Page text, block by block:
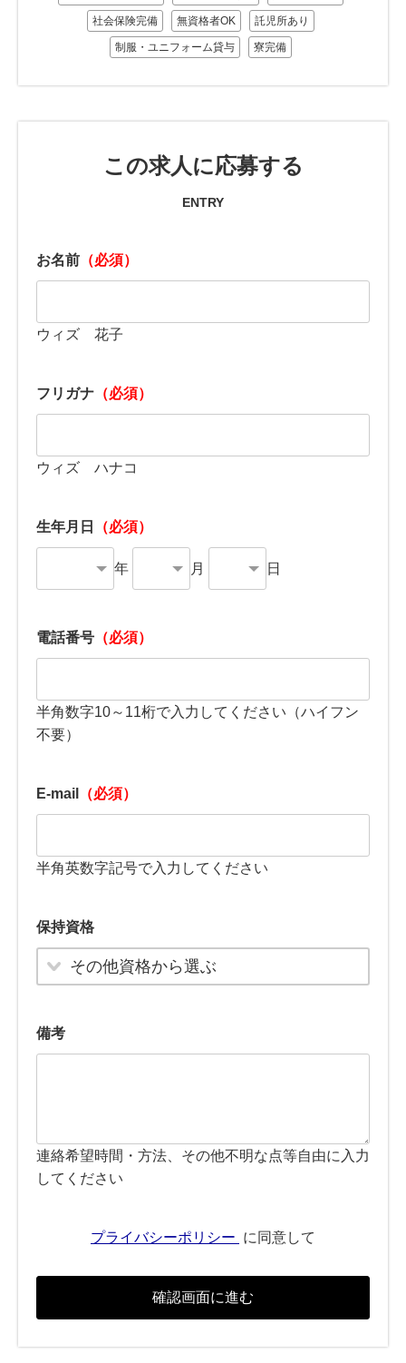
社会保険完備 無資格者OK 託児所あり
制服・ユニフォーム貸与 寮完備
この求人に応募する
ENTRY
お名前 （必須）
ウィズ 花子
フリガナ （必須）
ウィズ ハナコ
生年月日 （必須）
年 月 日
電話番号 （必須）
半角数字10～11桁で入力してください（ハイフン
不要）
E-mail （必須）
半角英数字記号で入力してください
保持資格
その他資格から選ぶ
備考
連絡希望時間・方法、その他不明な点等自由に入力
してください
プライバシーポリシー に同意して